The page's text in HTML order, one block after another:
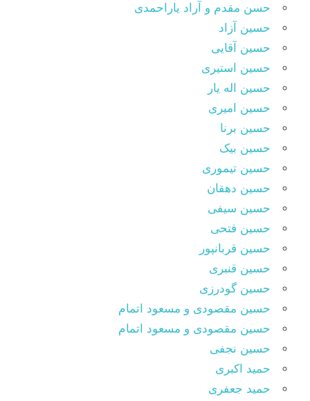
حسن مقدم و آراد یاراحمدی
حسین آزاد
حسین آقایی
حسین استیری
حسین اله یار
حسین امیری
حسین برنا
حسین بیک
حسین تیموری
حسین دهقان
حسین سیفی
حسین فتحی
حسین قربانپور
حسین قنبری
حسین گودرزی
حسین مقصودى و مسعود اتمام
حسین مقصودی و مسعود اتمام
حسین نجفی
حمید اکبری
حمید جعفری